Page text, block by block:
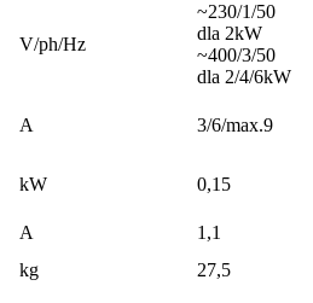
V/ph/Hz
~230/1/50
dla 2kW
~400/3/50
dla 2/4/6kW
A 3/6/max.9
kW
0,15
A
1,1
kg 27,5